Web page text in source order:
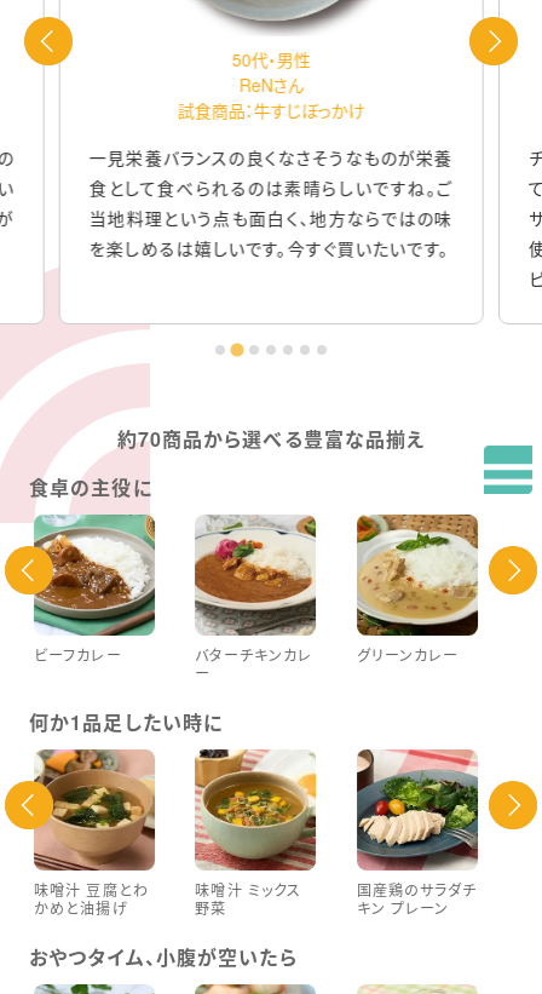
試食商品：牛すじぼっかけ
栄養バランスの良くなさそうなものが栄養
して食べられるのは素晴らしいですね。ご
料理という点も面白く、地方ならではの味
しめるは嬉しいです。今すぐ買いたいです。
チキンの旨み
ても美味しか
サラダチキン
使ってないの
ピールした方
約70商品から選べる豊富な品揃え
食卓の主役に
ビーフカレー
バターチキンカレ
ー
グリーンカレー
何か1品足したい時に
味噌汁 豆腐とわ
かめと油揚げ
味噌汁 ミックス
野菜
国産鶏のサラダチ
キン プレーン
おやつタイム、小腹が空いたら